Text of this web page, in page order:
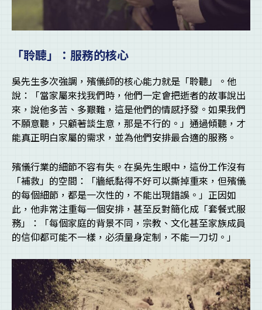
「聆聽」：服務的核心
吳先生多次強調，殯儀師的核心能力就是「聆聽」。他
說：「當家屬來找我們時，他們一定會把逝者的故事說出
來，說他多苦、多艱難，這是他們的情感抒發。如果我們
不願意聽，只顧著談生意，那是不行的。」通過傾聽，才
能真正明白家屬的需求，並為他們安排最合適的服務。
殯儀行業的細節不容有失。在吳先生眼中，這份工作沒有
「補救」的空間：「牆紙黏得不好可以撕掉重來，但殯儀
的每個細節，都是一次性的，不能出現錯誤。」正因如
此，他非常注重每一個安排，甚至反對簡化成「套餐式服
務」：「每個家庭的背景不同，宗教、文化甚至家族成員
的信仰都可能不一樣，必須量身定制，不能一刀切。」